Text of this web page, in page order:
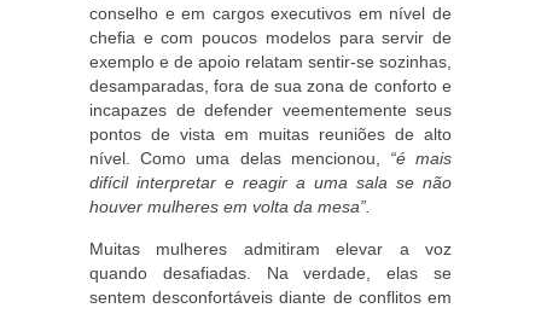
conselho e em cargos executivos em nível de
chefia e com poucos modelos para servir de
exemplo e de apoio relatam sentir-se sozinhas,
desamparadas, fora de sua zona de conforto e
incapazes de defender veementemente seus
pontos de vista em muitas reuniões de alto
nível. Como uma delas mencionou, “é mais
difícil interpretar e reagir a uma sala se não
houver mulheres em volta da mesa”.
Muitas mulheres admitiram elevar a voz
quando desafiadas. Na verdade, elas se
sentem desconfortáveis diante de conflitos em